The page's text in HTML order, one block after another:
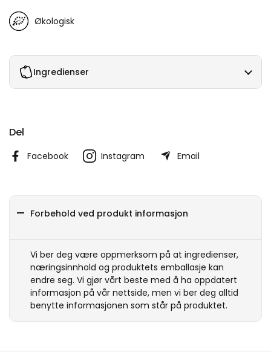
Økologisk
Ingredienser
Del
Facebook Instagram Email
Forbehold ved produkt informasjon
Vi ber deg være oppmerksom på at ingredienser,
næringsinnhold og produktets emballasje kan
endre seg. Vi gjør vårt beste med å ha oppdatert
informasjon på vår nettside, men vi ber deg alltid
benytte informasjonen som står på produktet.